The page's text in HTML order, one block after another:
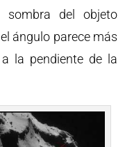
del objeto
ángulo parece más
la pendiente de la